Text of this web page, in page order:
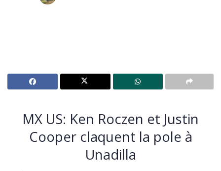
MX US: Ken Roczen et Justin
Cooper claquent la pole à
Unadilla